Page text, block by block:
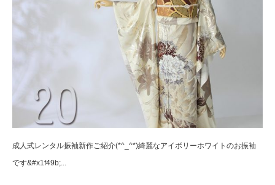
成人式レンタル振袖新作ご紹介(*^_^*)綺麗なアイボリーホワイトのお振袖
です&#x1f49b;...